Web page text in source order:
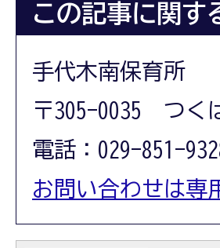
この記事に関す
手代木南保育所
〒305-0035 つく
電話：029-851-
お問い合わせは専